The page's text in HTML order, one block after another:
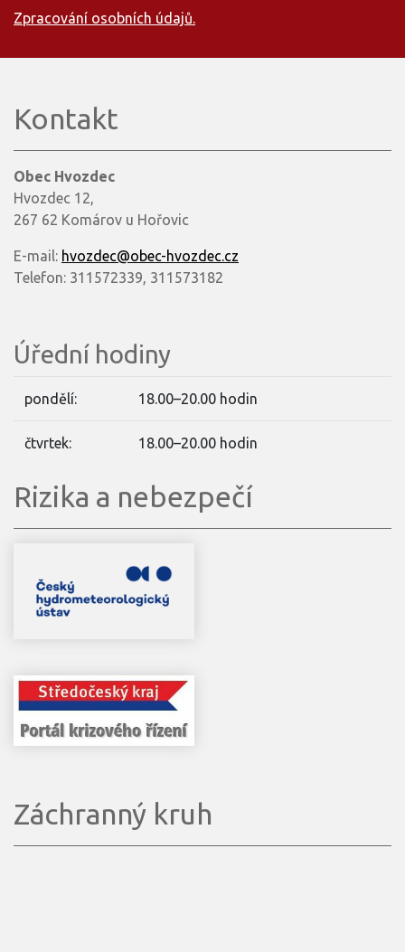
Zpracování osobních údajů.
Kontakt
Obec Hvozdec
Hvozdec 12,
267 62 Komárov u Hořovic
E-mail: hvozdec@obec-hvozdec.cz
Telefon: 311572339, 311573182
Úřední hodiny
pondělí: 18.00–20.00 hodin
čtvrtek: 18.00–20.00 hodin
Rizika a nebezpečí
Záchranný kruh